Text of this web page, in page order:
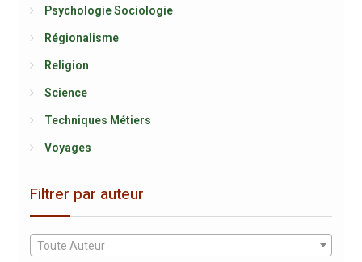
Psychologie Sociologie
Régionalisme
Religion
Science
Techniques Métiers
Voyages
Filtrer par auteur
Toute Auteur